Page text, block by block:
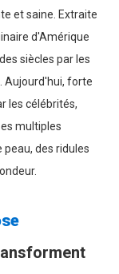
et saine. Extraite
d'Amérique
siècles par les
Aujourd'hui, forte
les célébrités,
multiples
peau, des ridules